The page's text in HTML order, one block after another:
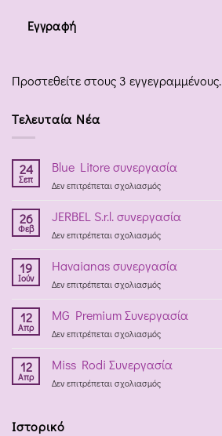
Εγγραφή
Προστεθείτε στους 3 εγγεγραμμένους.
Τελευταία Νέα
24
Σεπ
Blue Litore συνεργασία
Δεν επιτρέπεται σχολιασμόςστο
Litore
συνεργασία
26
Φεβ
JERBEL S.r.l. συνεργασία
Δεν επιτρέπεται σχολιασμόςστο
S.r.l.
συνεργασία
19
Ιούν
Havaianas συνεργασία
Δεν επιτρέπεται σχολιασμόςστο
συνεργασία
12
Απρ
MG Premium Συνεργασία
Δεν επιτρέπεται σχολιασμόςστο
Premium
Συνεργασία
12
Απρ
Miss Rodi Συνεργασία
Δεν επιτρέπεται σχολιασμόςστο
Ιστορικό